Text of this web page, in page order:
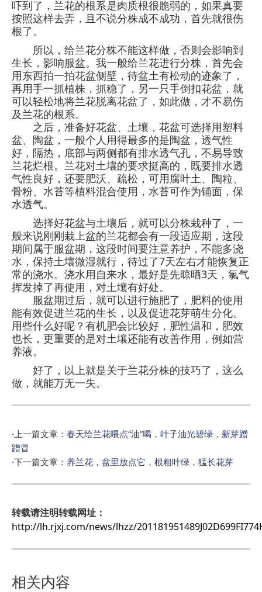
吓到了，兰花的根系是肉质根很脆弱的，如果真要
按照这样去弄，且不说分株成不成功，首先就很伤
根了。
所以，给兰花分株不能这样做，否则会影响到
生长，影响服盆。我一般给兰花进行分株，首先会
用东西拍一拍花盆侧壁，待盆土有松动的迹象了，
再用手一抓植株，抓稳了，另一只手倒扣花盆，就
可以轻松地将兰花脱离花盆了，如此做，才不易伤
及兰花的根系。
之后，准备好花盆、土壤，花盆可选择用塑料
盆、陶盆，一般个人用得最多的是陶盆，透气性
好，隔热，底部与两侧都有排水透气孔，不易导致
兰花烂根。兰花对土壤的要求挺高的，既要排水透
气性良好，还要肥沃、疏松，可用腐叶土、陶粒、
骨粉、水苔等植料混合使用，水苔可作为铺面，保
水透气。
选择好花盆与土壤后，就可以分株栽种了，一
般来说刚刚栽上盆的兰花都会有一段适应期，这段
期间属于服盆期，这段时间要注意养护，不能多浇
水，保持土壤微湿就行，待过了7天左右才能恢复正
常的浇水。浇水用自来水，最好是先晾晒3天，氯气
挥发掉了再使用，对土壤有好处。
服盆期过后，就可以进行施肥了，肥料的使用
能有效促进兰花的生长，以及促进花芽萌生分化。
用些什么好呢？有机肥会比较好，肥性温和，肥效
也长，更重要的是对土壤还能有改善作用，例如营
养液。
好了，以上就是关于兰花分株的技巧了，这么
做，就能万无一失。
·上一篇文章： 春天给兰花喂点“油”喝，叶子油光碧绿，新芽蹭
蹭冒
·下一篇文章： 养兰花，盆里放点它，根粗叶绿，猛长花芽
转载请注明转载网址：
http://lh.rjxj.com/news/lhzz/
相关内容